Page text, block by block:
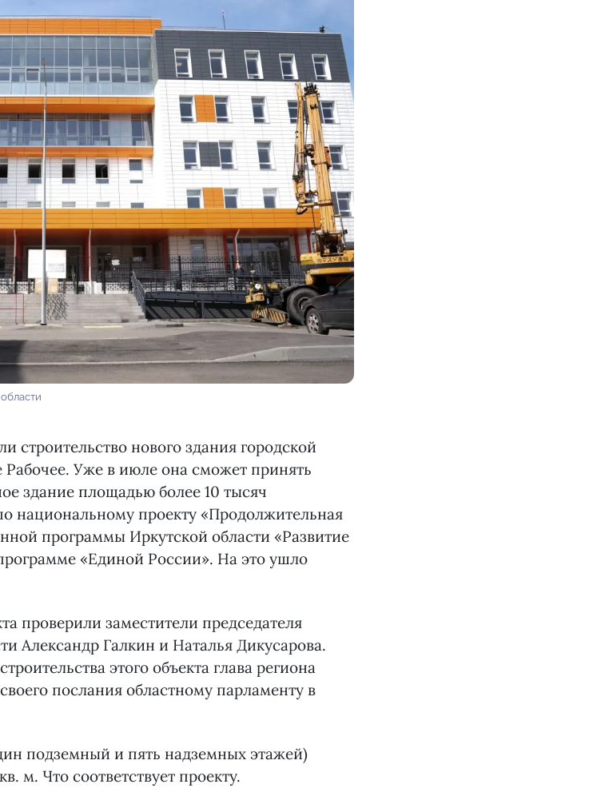
строительство нового здания городской
Уже в июле она сможет принять
здание площадью более 10 тысяч
национальному проекту «Продолжительная
программы Иркутской области «Развитие
«Единой России». На это ушло
проверили заместители председателя
Александр Галкин и Наталья Дикусарова.
этого объекта глава региона
послания областному парламенту в
подземный и пять надземных этажей)
м. Что соответствует проекту.